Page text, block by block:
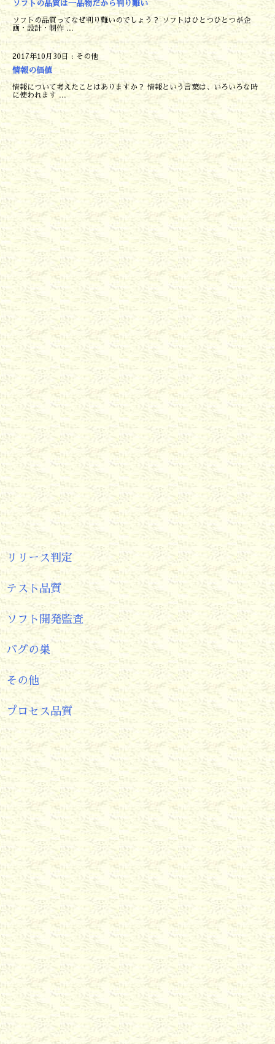
ソフトの品質は一品物だから判り難い
ソフトの品質ってなぜ判り難いのでしょう？ ソフトはひとつひとつが企
画・設計・制作 ...
2017年10月30日 : その他
情報の価値
情報について考えたことはありますか？ 情報という言葉は、いろいろな時
に使われます ...
リリース判定
テスト品質
ソフト開発監査
バグの巣
その他
プロセス品質